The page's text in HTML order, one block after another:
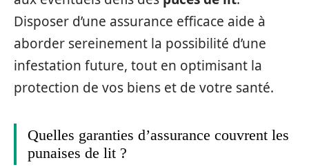
Disposer d’une assurance efficace aide à
aborder sereinement la possibilité d’une
infestation future, tout en optimisant la
protection de vos biens et de votre santé.
Quelles garanties d’assurance couvrent les
punaises de lit ?